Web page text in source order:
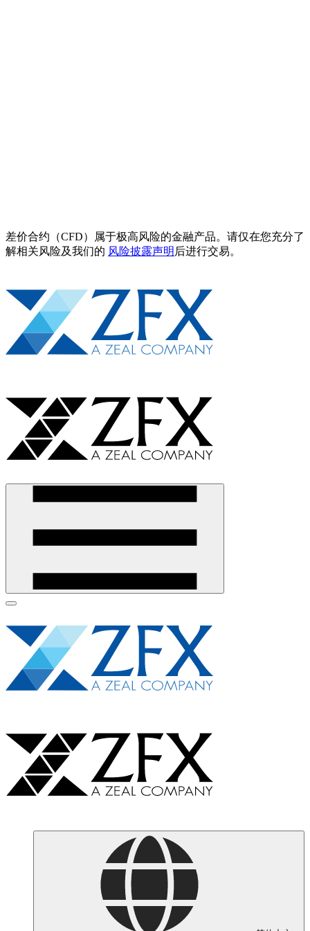
差价合约（CFD）属于极高风险的金融产品。请仅在您充分了
解相关风险及我们的 风险披露声明 后进行交易。